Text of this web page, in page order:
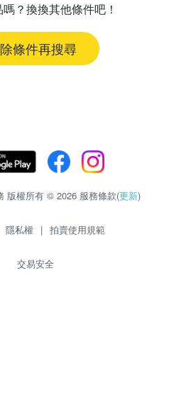
？換換其他條件吧！
條件再搜尋
版權所有 © 2026 服務條款(更新)
隱私權 | 拍賣使用規範
交易安全